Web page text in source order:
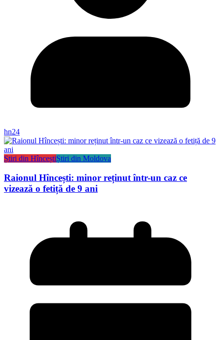
hn24
Știri din HînceștiȘtiri din Moldova
Raionul Hîncești: minor reținut într-un caz ce
vizează o fetiță de 9 ani